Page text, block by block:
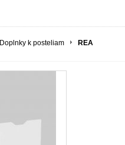
Doplnky k posteliam
REA